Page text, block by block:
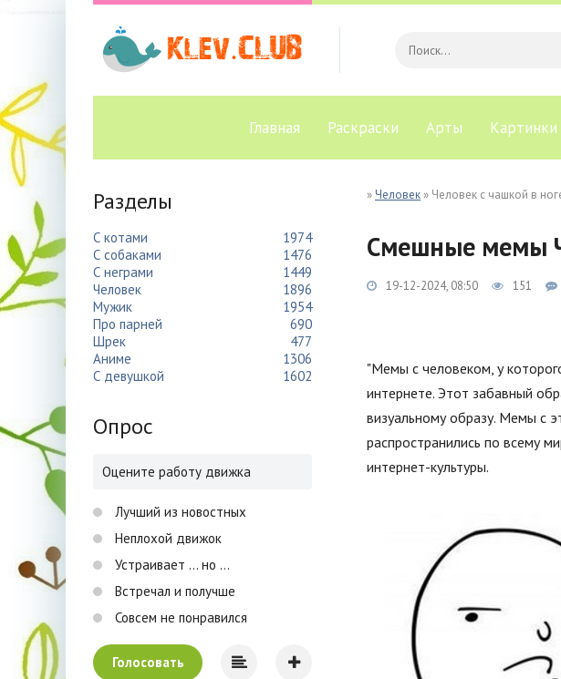
Главная Раскраски Арты Картинки
»Человек » Человек с чашкой в
Смешные мемы
19-12-2024, 08:50 151
"Мемы с человеком, у
интернете. Этот забавный
визуальному образу. Мемы с
распространились по всему
интернет-культуры.
Разделы
С котами
1974
С собаками
1476
С неграми
1449
Человек
1896
Мужик
1954
Про парней
690
Шрек
477
Аниме
1306
С девушкой
1602
Опрос
Оцените работу движка
Лучший из новостных
Неплохой движок
Устраивает ... но ...
Встречал и получше
Совсем не понравился
Голосовать